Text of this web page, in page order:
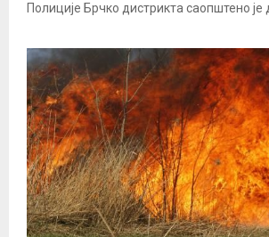
Полиције Брчко дистрикта саопштено је